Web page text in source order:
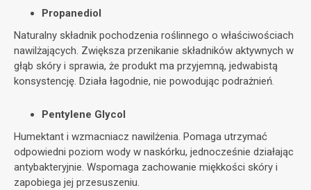
Propanediol
Naturalny składnik pochodzenia roślinnego o właściwościach
nawilżających. Zwiększa przenikanie składników aktywnych w
głąb skóry i sprawia, że produkt ma przyjemną, jedwabistą
konsystencję. Działa łagodnie, nie powodując podrażnień.
Pentylene Glycol
Humektant i wzmacniacz nawilżenia. Pomaga utrzymać
odpowiedni poziom wody w naskórku, jednocześnie działając
antybakteryjnie. Wspomaga zachowanie miękkości skóry i
zapobiega jej przesuszeniu.